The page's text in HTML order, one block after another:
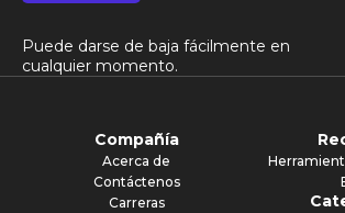
Puede darse de baja fácilmente en
cualquier momento.
Compañía
Acerca de
Contáctenos
Carreras